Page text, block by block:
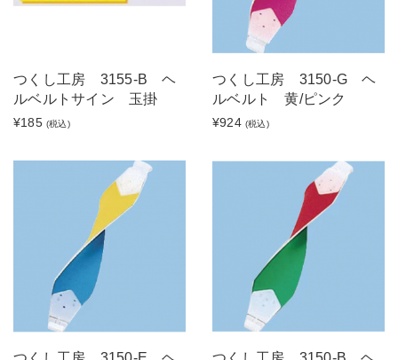
つくし工房 3155-B ヘ
ルベルトサイン 玉掛
¥185 (税込)
つくし工房 3150-G ヘ
ルベルト 黄/ピンク
¥924 (税込)